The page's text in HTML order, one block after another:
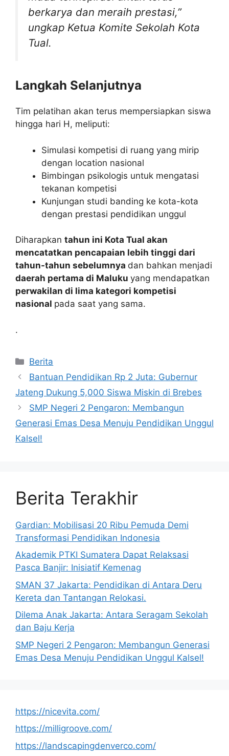
berkarya dan meraih prestasi,”
ungkap Ketua Komite Sekolah Kota
Tual.
Langkah Selanjutnya
Tim pelatihan akan terus mempersiapkan siswa
hingga hari H, meliputi:
Simulasi kompetisi di ruang yang mirip
dengan location nasional
Bimbingan psikologis untuk mengatasi
tekanan kompetisi
Kunjungan studi banding ke kota-kota
dengan prestasi pendidikan unggul
Diharapkan tahun ini Kota Tual akan
mencatatkan pencapaian lebih tinggi dari
tahun-tahun sebelumnya dan bahkan menjadi
daerah pertama di Maluku yang mendapatkan
perwakilan di lima kategori kompetisi
nasional pada saat yang sama.
.
Kategori
Berita
Bantuan Pendidikan Rp 2 Juta: Gubernur
Jateng Dukung 5,000 Siswa Miskin di Brebes
SMP Negeri 2 Pengaron: Membangun
Generasi Emas Desa Menuju Pendidikan Unggul
Kalsel!
Berita Terakhir
Gardian: Mobilisasi 20 Ribu Pemuda Demi
Transformasi Pendidikan Indonesia
Akademik PTKI Sumatera Dapat Relaksasi
Pasca Banjir: Inisiatif Kemenag
SMAN 37 Jakarta: Pendidikan di Antara Deru
Kereta dan Tantangan Relokasi.
Dilema Anak Jakarta: Antara Seragam Sekolah
dan Baju Kerja
SMP Negeri 2 Pengaron: Membangun Generasi
Emas Desa Menuju Pendidikan Unggul Kalsel!
https://nicevita.com/
https://milligroove.com/
https://landscapingdenverco.com/